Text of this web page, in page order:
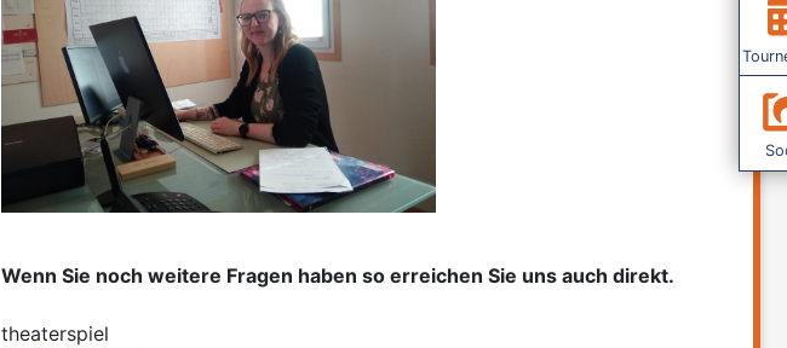
Wenn Sie noch weitere Fragen haben so erreichen Sie uns auch direkt.
theaterspiel